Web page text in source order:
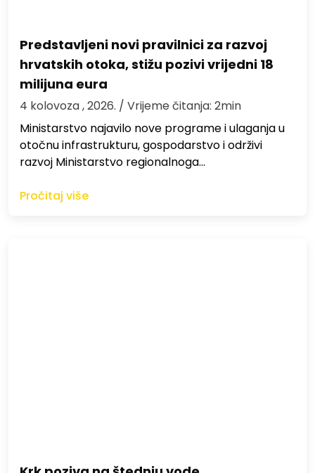
Predstavljeni novi pravilnici za razvoj
hrvatskih otoka, stižu pozivi vrijedni 18
milijuna eura
4 kolovoza , 2026. / Vrijeme čitanja: 2min
Ministarstvo najavilo nove programe i ulaganja u
otočnu infrastrukturu, gospodarstvo i održivi
razvoj Ministarstvo regionalnoga…
Pročitaj više